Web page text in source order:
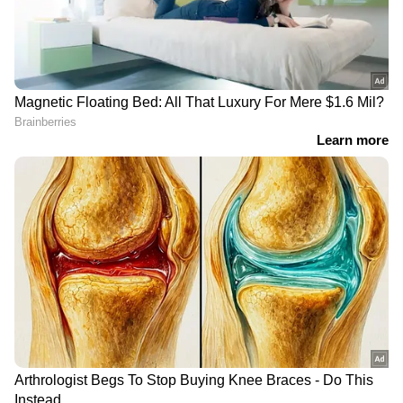
പോഷക ഗുണങ്ങൾ
മഖാനയിൽ വിറ്റാമിൻ, മിനറൽ, കാൽസ്യം,
മഗ്നീഷ്യം, അയൺ, ഫോസ്ഫറസ് എന്നിവ
അടങ്ങിയിട്ടുണ്ട്. ഇത് ദിവസവും കഴിക്കുന്നത്
ആരോഗ്യം മെച്ചപ്പെടുത്താൻ സഹായിക്കും.